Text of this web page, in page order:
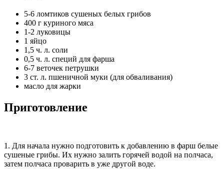
5-6 ломтиков сушеных белых грибов
400 г куриного мяса
1-2 луковицы
1 яйцо
1,5 ч. л. соли
0,5 ч. л. специй для фарша
6-7 веточек петрушки
3 ст. л. пшеничной муки (для обваливания)
масло для жарки
Приготовление
1. Для начала нужно подготовить к добавлению в фарш белые
сушеные грибы. Их нужно залить горячей водой на полчаса,
затем полчаса проварить в уже другой воде.